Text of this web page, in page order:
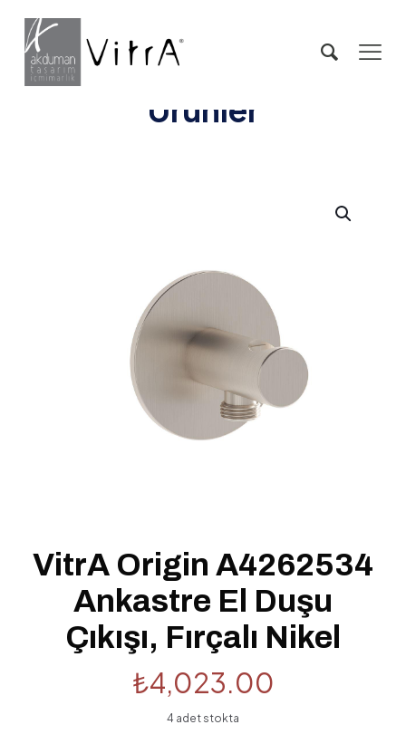
Ürünler
VitrA Origin A4262534
Ankastre El Duşu
Çıkışı, Fırçalı Nikel
₺4,023.00
4 adet stokta